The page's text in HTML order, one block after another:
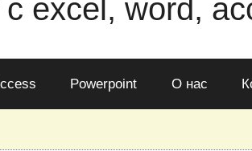
excel, word,
Powerpoint О нас